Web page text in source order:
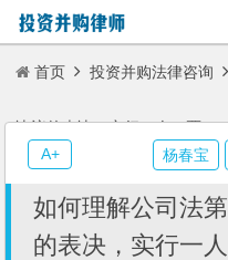
首页 投资并购法律咨询
决议的表决，实行一人一票”？
如何理解公司法
的表决，实行一人
杨春宝
A+